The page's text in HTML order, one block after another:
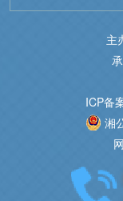
主
ICP备
湘